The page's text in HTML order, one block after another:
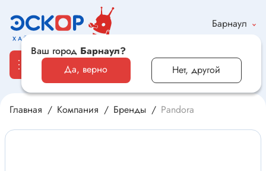
Барнаул
Ваш город Барнаул?
Да, верно
Нет, другой
Каталог
Главная Компания Бренды Pandora